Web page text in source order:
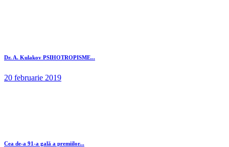
Dr. A. Kulakov PSIHOTROPISME...
20 februarie 2019
Cea de-a 91-a gală a premiilor...